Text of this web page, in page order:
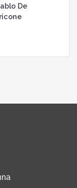
De